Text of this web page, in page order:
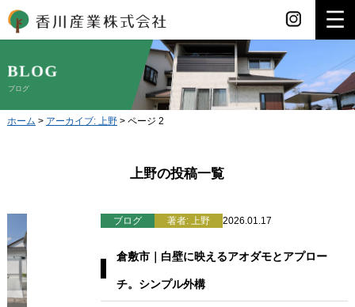
香川産業
ブログ
ホーム > アーカイブ: 上野> ページ 2
上野の投稿一覧
ブログ 著者: 上野 2026.01.17
倉敷市｜白壁に映えるアオダモとアプロー
チ。シンプル外構